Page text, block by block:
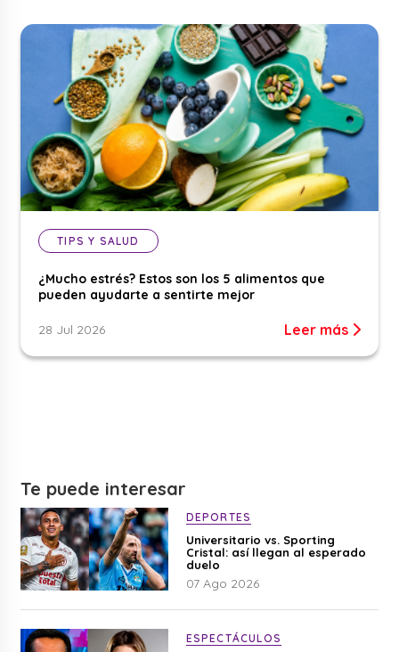
TIPS Y SALUD
¿Mucho estrés? Estos son los 5 alimentos que
pueden ayudarte a sentirte mejor
28 Jul 2026 Leer más
Te puede interesar
DEPORTES
Universitario vs. Sporting
Cristal: así llegan al esperado
duelo
07 Ago 2026
ESPECTÁCULOS